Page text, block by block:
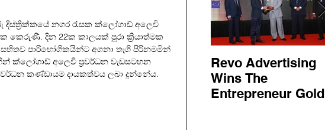
දිස්ත්‍රික්කයේ නගර රැසක ක්ලෝගාඩ් අලෙවි
කෙරුණි. දින 22ක කාලයක් පුරා ක්‍රියාත්මක
පාරිභෝගිකයින්ට අගනා තෑගි පිරිනමමින්
ක්ලෝගාඩ් අලෙවි ප්‍රවර්ධන වැඩසටහන
කණ්ඩායම දායකත්වය ලබා දුන්නේය.
Revo Advertising
Wins The
Entrepreneur Gold